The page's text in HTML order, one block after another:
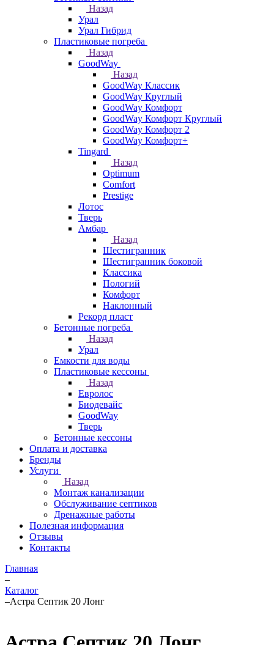
Назад
Урал
Урал Гибрид
Пластиковые погреба
Назад
GoodWay
Назад
GoodWay Классик
GoodWay Круглый
GoodWay Комфорт
GoodWay Комфорт Круглый
GoodWay Комфорт 2
GoodWay Комфорт+
Tingard
Назад
Optimum
Comfort
Prestige
Лотос
Тверь
Амбар
Назад
Шестигранник
Шестигранник боковой
Классика
Пологий
Комфорт
Наклонный
Рекорд пласт
Бетонные погреба
Назад
Урал
Емкости для воды
Пластиковые кессоны
Назад
Евролос
Биодевайс
GoodWay
Тверь
Бетонные кессоны
Оплата и доставка
Бренды
Услуги
Назад
Монтаж канализации
Обслуживание септиков
Дренажные работы
Полезная информация
Отзывы
Контакты
Главная
–
Каталог
–Астра Септик 20 Лонг